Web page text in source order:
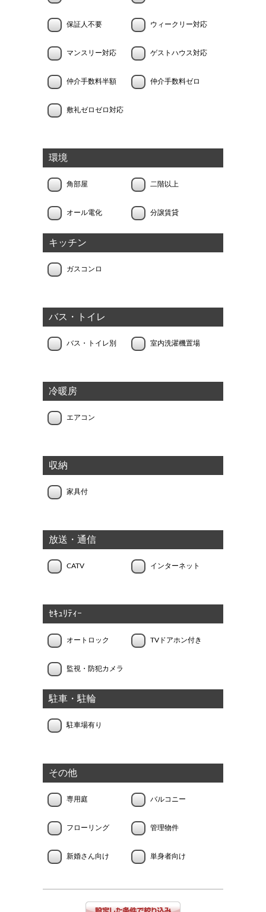
保証人不要 ウィークリー対応
マンスリー対応 ゲストハウス対応
仲介手数料半額 仲介手数料ゼロ
敷礼ゼロゼロ対応
環境
角部屋 二階以上
オール電化 分譲賃貸
キッチン
ガスコンロ
バス・トイレ
バス・トイレ別 室内洗濯機置場
冷暖房
エアコン
収納
家具付
放送・通信
CATV インターネット
ｾｷｭﾘﾃｨｰ
オートロック TVドアホン付き
監視・防犯カメラ
駐車・駐輪
駐車場有り
その他
専用庭 バルコニー
フローリング 管理物件
新婚さん向け 単身者向け